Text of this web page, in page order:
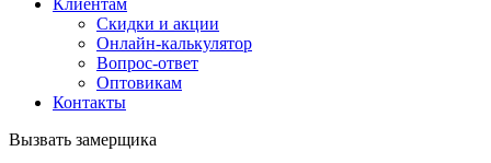
Клиентам
Скидки и акции
Онлайн-калькулятор
Вопрос-ответ
Оптовикам
Контакты
Вызвать замерщика